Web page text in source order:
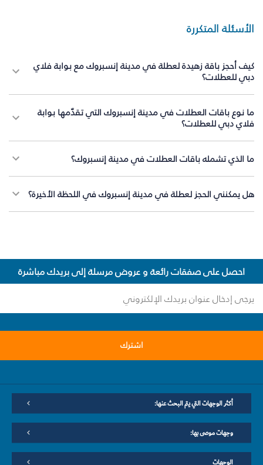
الأسئلة المتكررة
كيف أحجز باقة زهيدة لعطلة في مدينة إنسبروك مع بوابة فلاي
دبي للعطلات؟
ما نوع باقات العطلات في مدينة إنسبروك التي تقدّمها بوابة
فلاي دبي للعطلات؟
ما الذي تشمله باقات العطلات في مدينة إنسبروك؟
هل يمكنني الحجز لعطلة في مدينة إنسبروك في اللحظة الأخيرة؟
احصل على صفقات رائعة و عروض مرسلة إلى بريدك مباشرة
اشترك
أكثر الوجهات التي يتم البحث عنها:
وجهات موصى بها:
الوجهات